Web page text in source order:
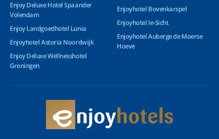
Enjoy Deluxe Hotel Spaander
Volendam
Enjoy Landgoedhotel Lunia
Enjoyhotel Astoria Noordwijk
Enjoy Deluxe Wellnesshotel
Groningen
Enjoyhotel Bovenkarspel
Enjoyhotel Ie-Sicht
Enjoyhotel Auberge de Moerse
Hoeve